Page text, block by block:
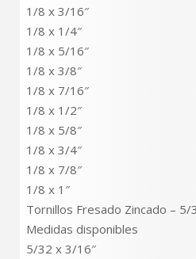
1/8 x 3/16″
1/8 x 1/4″
1/8 x 5/16″
1/8 x 3/8″
1/8 x 7/16″
1/8 x 1/2″
1/8 x 5/8″
1/8 x 3/4″
1/8 x 7/8″
1/8 x 1″
Tornillos Fresado Zincado – 5/
Medidas disponibles
5/32 x 3/16″